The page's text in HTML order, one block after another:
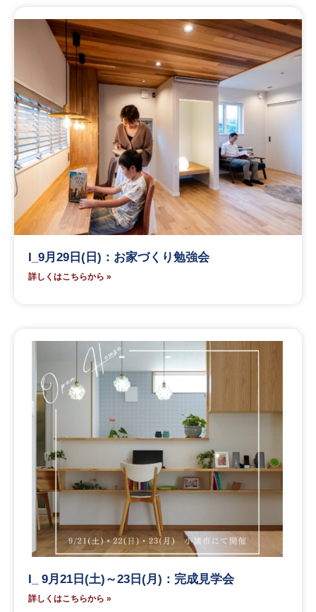
I_9月29日(日)：お家づくり勉強会
詳しくはこちらから »
I_ 9月21日(土)～23日(月)：完成見学会
詳しくはこちらから »